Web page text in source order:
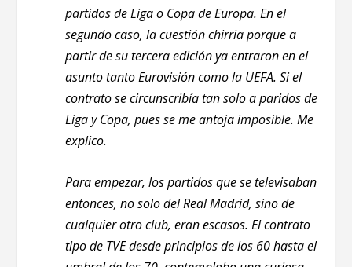
partidos de Liga o Copa de Europa. En el
segundo caso, la cuestión chirria porque a
partir de su tercera edición ya entraron en el
asunto tanto Eurovisión como la UEFA. Si el
contrato se circunscribía tan solo a paridos de
Liga y Copa, pues se me antoja imposible. Me
explico.
Para empezar, los partidos que se televisaban
entonces, no solo del Real Madrid, sino de
cualquier otro club, eran escasos. El contrato
tipo de TVE desde principios de los 60 hasta el